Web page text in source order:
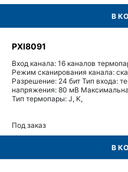
В
PXI8091
Вход канала: 16 каналов
Режим сканирования канала:
Разрешение: 24 бит Тип входа:
напряжения: 80 мВ
Тип термопары: J, K,
Под заказ
В